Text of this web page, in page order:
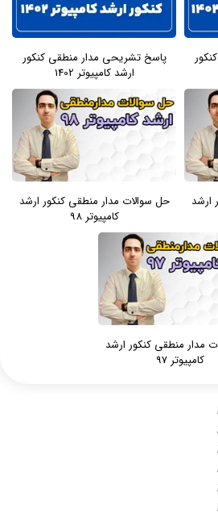
پاسخ تشریحی مدار منطقی کنکور
ارشد کامپیوتر 1402
ارشد
حل سوالات مدار منطقی کنکور ارشد
کامپیوتر 98
مدار منطقی کنکور ارشد
کامپیوتر 97